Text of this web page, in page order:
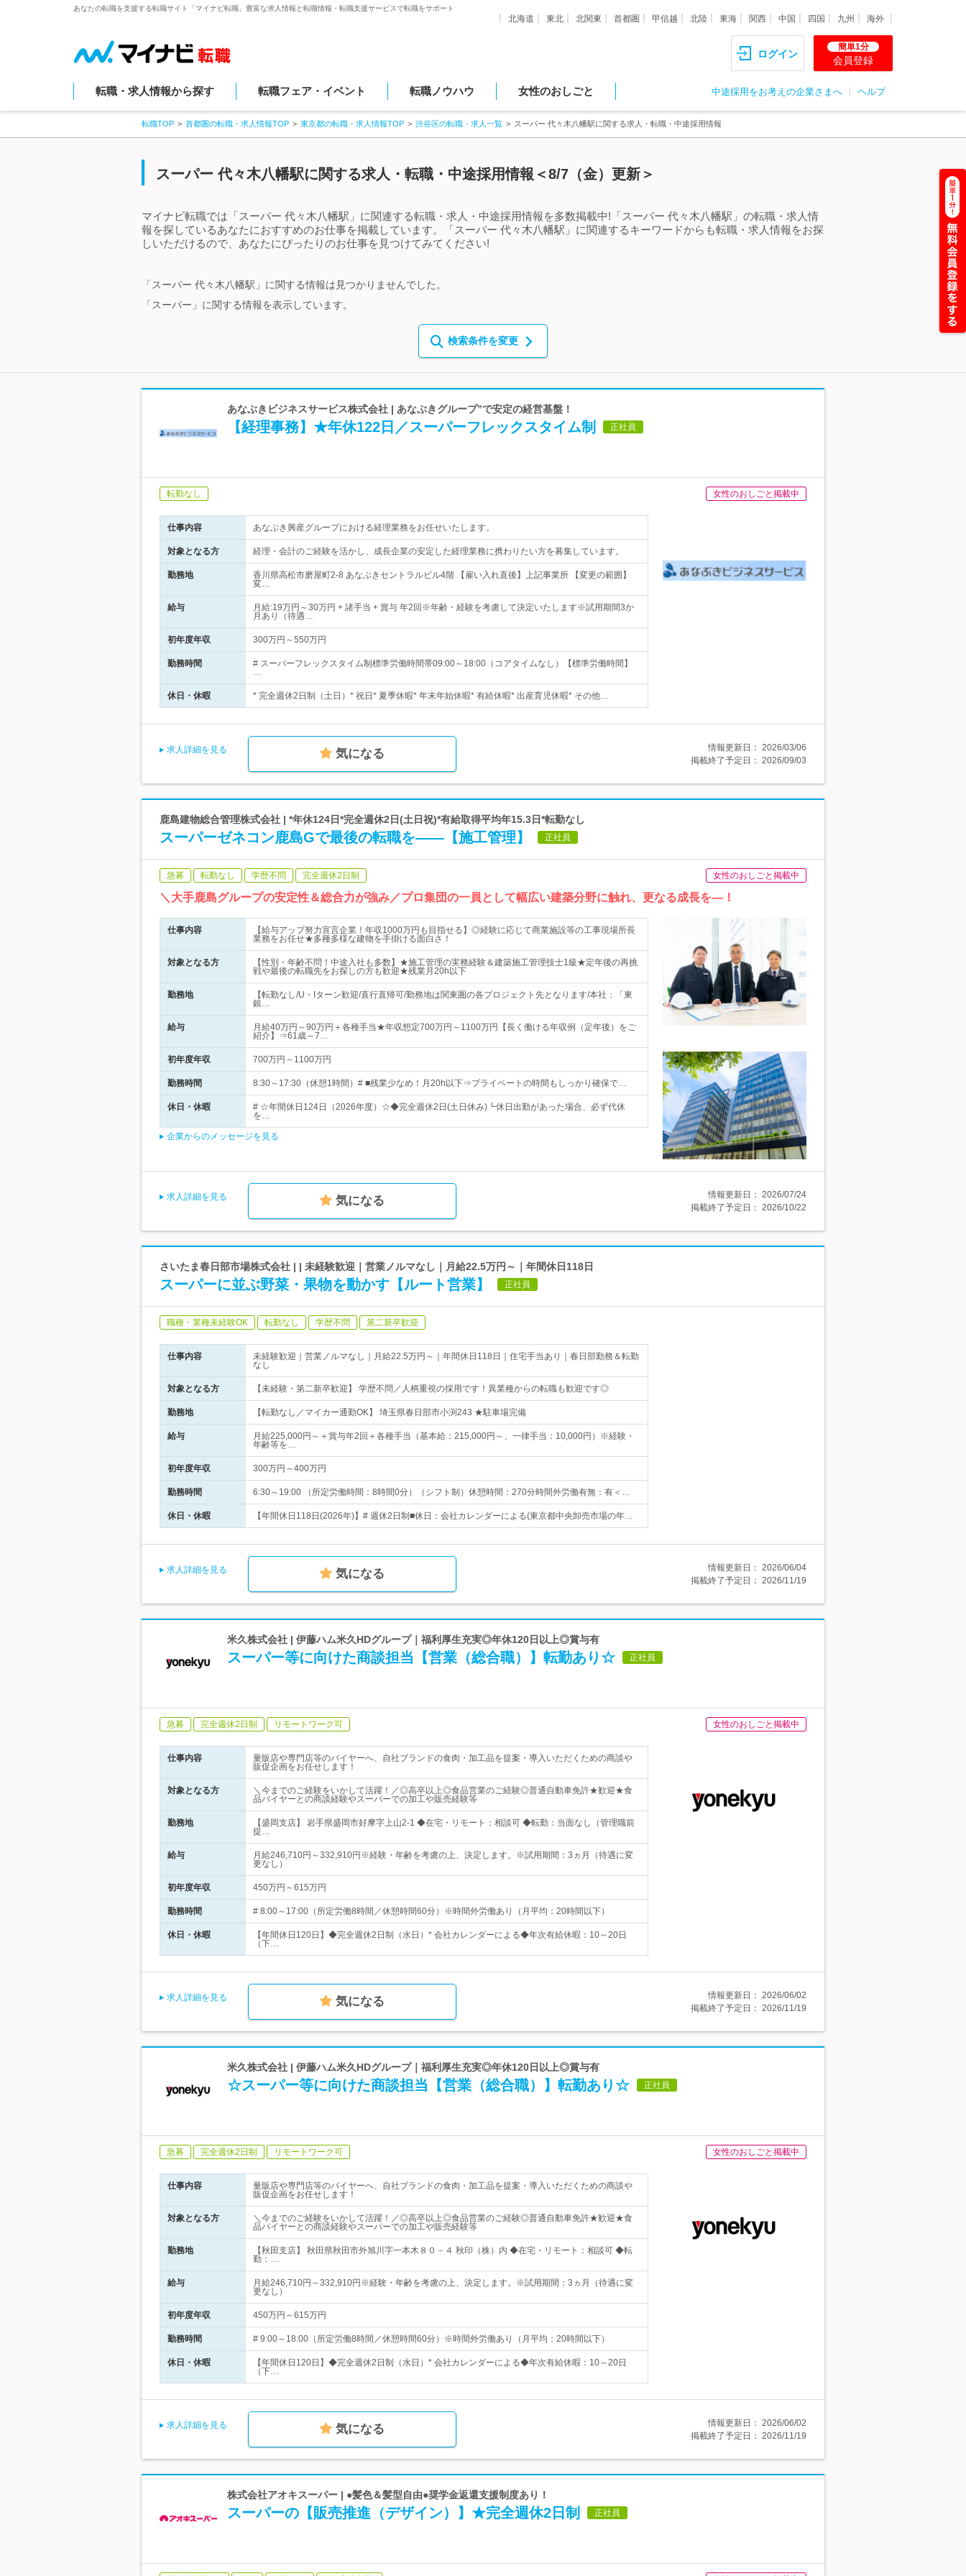
あなたの転職を支援する転職サイト「マイナビ転職」豊富な求人情報と転職情報・転職支援サービスで転職をサポート
北海道 東北 北関東 首都圏 甲信越 北陸 東海 関西 中国 四国 九州 海外
ログイン
簡単1分
会員登録
転職・求人情報から探す 転職フェア・イベント 転職ノウハウ 女性のおしごと 中途採用をお考えの企業さまへ ヘルプ
転職TOP 首都圏の転職・求人情報TOP 東京都の転職・求人情報TOP 渋谷区の転職・求人一覧 スーパー 代々木八幡駅に関する求人・転職・中途採用情報
スーパー 代々木八幡駅に関する求人・転職・中途採用情報＜8/7（金）更新＞
マイナビ転職では「スーパー 代々木八幡駅」に関連する転職・求人・中途採用情報を多数掲載中!「スーパー 代々木八幡駅」の転職・求人情
報を探しているあなたにおすすめのお仕事を掲載しています。「スーパー 代々木八幡駅」に関連するキーワードからも転職・求人情報をお探
しいただけるので、あなたにぴったりのお仕事を見つけてみてください!
「スーパー 代々木八幡駅」に関する情報は見つかりませんでした。
「スーパー」に関する情報を表示しています。
検索条件を変更
あなぶきビジネスサービス株式会社 | あなぶきグループ”で安定の経営基盤！
【経理事務】★年休122日／スーパーフレックスタイム制 正社員
転勤なし 女性のおしごと掲載中
仕事内容 あなぶき興産グループにおける経理業務をお任せいたします。
対象となる方 経理・会計のご経験を活かし、成長企業の安定した経理業務に携わりたい方を募集しています。
勤務地
香川県高松市磨屋町2-8 あなぶきセントラルビル4階 【雇い入れ直後】上記事業所 【変更の範囲】
変…
給与
月給:19万円～30万円 + 諸手当 + 賞与 年2回※年齢・経験を考慮して決定いたします※試用期間3か
月あり（待遇…
初年度年収 300万円～550万円
勤務時間
# スーパーフレックスタイム制標準労働時間帯09:00～18:00（コアタイムなし）【標準労働時間】
…
休日・休暇 * 完全週休2日制（土日）* 祝日* 夏季休暇* 年末年始休暇* 有給休暇* 出産育児休暇* その他…
求人詳細を見る 気になる 情報更新日： 2026/03/06
掲載終了予定日： 2026/09/03
鹿島建物総合管理株式会社 | *年休124日*完全週休2日(土日祝)*有給取得平均年15.3日*転勤なし
スーパーゼネコン鹿島Gで最後の転職を――【施工管理】 正社員
急募 転勤なし 学歴不問 完全週休2日制 女性のおしごと掲載中
＼大手鹿島グループの安定性＆総合力が強み／プロ集団の一員として幅広い建築分野に触れ、更なる成長を―！
仕事内容
【給与アップ努力宣言企業！年収1000万円も目指せる】◎経験に応じて商業施設等の工事現場所長
業務をお任せ★多種多様な建物を手掛ける面白さ！
対象となる方
【性別・年齢不問！中途入社も多数】★施工管理の実務経験＆建築施工管理技士1級★定年後の再挑
戦や最後の転職先をお探しの方も歓迎★残業月20h以下
勤務地
【転勤なし/U・Iターン歓迎/直行直帰可/勤務地は関東圏の各プロジェクト先となります/本社：「東
銀…
給与
月給40万円～90万円＋各種手当★年収想定700万円～1100万円【長く働ける年収例（定年後）をご
紹介】⇒61歳～7…
初年度年収 700万円～1100万円
勤務時間 8:30～17:30（休憩1時間）# ■残業少なめ！月20h以下⇒プライベートの時間もしっかり確保で…
休日・休暇
# ☆年間休日124日（2026年度）☆◆完全週休2日(土日休み)┗休日出勤があった場合、必ず代休
を…
企業からのメッセージを見る
求人詳細を見る 気になる 情報更新日： 2026/07/24
掲載終了予定日： 2026/10/22
さいたま春日部市場株式会社 | | 未経験歓迎｜営業ノルマなし｜月給22.5万円～｜年間休日118日
スーパーに並ぶ野菜・果物を動かす【ルート営業】 正社員
職種・業種未経験OK 転勤なし 学歴不問 第二新卒歓迎
仕事内容
未経験歓迎｜営業ノルマなし｜月給22.5万円～｜年間休日118日｜住宅手当あり｜春日部勤務＆転勤
なし
対象となる方 【未経験・第二新卒歓迎】 学歴不問／人柄重視の採用です！異業種からの転職も歓迎です◎
勤務地 【転勤なし／マイカー通勤OK】 埼玉県春日部市小渕243 ★駐車場完備
給与
月給225,000円～＋賞与年2回＋各種手当（基本給：215,000円～、一律手当：10,000円）※経験・
年齢等を…
初年度年収 300万円～400万円
勤務時間 6:30～19:00 （所定労働時間：8時間0分）（シフト制）休憩時間：270分時間外労働有無：有＜…
休日・休暇 【年間休日118日(2026年)】# 週休2日制■休日：会社カレンダーによる(東京都中央卸売市場の年…
求人詳細を見る 気になる 情報更新日： 2026/06/04
掲載終了予定日： 2026/11/19
米久株式会社 | 伊藤ハム米久HDグループ｜福利厚生充実◎年休120日以上◎賞与有
スーパー等に向けた商談担当【営業（総合職）】転勤あり☆ 正社員
急募 完全週休2日制 リモートワーク可 女性のおしごと掲載中
仕事内容
量販店や専門店等のバイヤーへ、自社ブランドの食肉・加工品を提案・導入いただくための商談や
販促企画をお任せします！
対象となる方
＼今までのご経験をいかして活躍！／◎高卒以上◎食品営業のご経験◎普通自動車免許★歓迎★食
品バイヤーとの商談経験やスーパーでの加工や販売経験等
勤務地
【盛岡支店】 岩手県盛岡市好摩字上山2-1 ◆在宅・リモート：相談可 ◆転勤：当面なし（管理職前
提…
給与
月給246,710円～332,910円※経験・年齢を考慮の上、決定します。※試用期間：3ヵ月（待遇に変
更なし）
初年度年収 450万円～615万円
勤務時間 # 8:00～17:00（所定労働8時間／休憩時間60分）※時間外労働あり（月平均：20時間以下）
休日・休暇
【年間休日120日】◆完全週休2日制（水日）* 会社カレンダーによる◆年次有給休暇：10～20日
（下…
求人詳細を見る 気になる 情報更新日： 2026/06/02
掲載終了予定日： 2026/11/19
米久株式会社 | 伊藤ハム米久HDグループ｜福利厚生充実◎年休120日以上◎賞与有
☆スーパー等に向けた商談担当【営業（総合職）】転勤あり☆ 正社員
急募 完全週休2日制 リモートワーク可 女性のおしごと掲載中
仕事内容
量販店や専門店等のバイヤーへ、自社ブランドの食肉・加工品を提案・導入いただくための商談や
販促企画をお任せします！
対象となる方
＼今までのご経験をいかして活躍！／◎高卒以上◎食品営業のご経験◎普通自動車免許★歓迎★食
品バイヤーとの商談経験やスーパーでの加工や販売経験等
勤務地
【秋田支店】 秋田県秋田市外旭川字一本木８０－４ 秋印（株）内 ◆在宅・リモート：相談可 ◆転
勤：…
給与
月給246,710円～332,910円※経験・年齢を考慮の上、決定します。※試用期間：3ヵ月（待遇に変
更なし）
初年度年収 450万円～615万円
勤務時間 # 9:00～18:00（所定労働8時間／休憩時間60分）※時間外労働あり（月平均：20時間以下）
休日・休暇
【年間休日120日】◆完全週休2日制（水日）* 会社カレンダーによる◆年次有給休暇：10～20日
（下…
求人詳細を見る 気になる 情報更新日： 2026/06/02
掲載終了予定日： 2026/11/19
株式会社アオキスーパー | ●髪色＆髪型自由●奨学金返還支援制度あり！
スーパーの【販売推進（デザイン）】★完全週休2日制 正社員